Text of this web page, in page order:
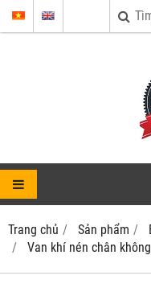
Trang chủ Sản phẩm
Van khí nén chân